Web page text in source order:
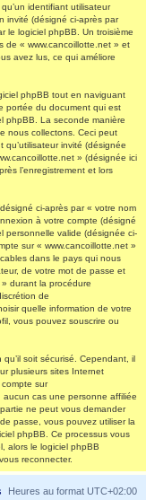
identifiant utilisateur
invité (désigné ci-après par
le logiciel phpBB. Un troisième
de « www.cancoillotte.net » et
avez lus, ce qui améliore
phpBB tout en naviguant
portée du document qui est
phpBB. La seconde manière
nous collectons. Ceci peut
invité (désignée
» (désignée ici
l’enregistrement et lors
ci-après par « votre nom
à votre compte (désigné
personnelle valide (désignée ci-
sur « www.cancoillotte.net »
dans le pays qui nous
de votre mot de passe et
durant la procédure
de
quelle information de votre
vous pouvez souscrire ou
soit sécurisé. Cependant, il
plusieurs sites Internet
sur
cas une personne affiliée
ne peut vous demander
passe, vous pouvez utiliser la
phpBB. Ce processus vous
alors le logiciel phpBB
reconnecter.
Heures au format UTC+02:00